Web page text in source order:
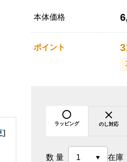
]
本体価格
ポイント
ラッピング のし対応
数量 在庫